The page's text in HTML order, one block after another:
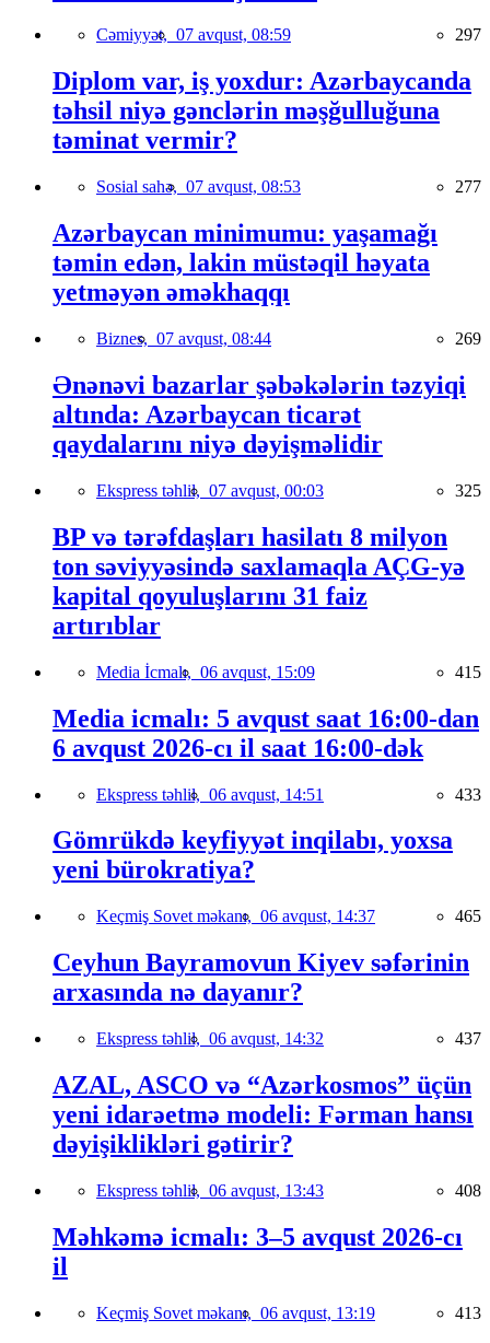
Cəmiyyət, 07 avqust, 08:59 297
Diplom var, iş yoxdur: Azərbaycanda
təhsil niyə gənclərin məşğulluğuna
təminat vermir?
Sosial sahə, 07 avqust, 08:53 277
Azərbaycan minimumu: yaşamağı
təmin edən, lakin müstəqil həyata
yetməyən əməkhaqqı
Biznes, 07 avqust, 08:44 269
Ənənəvi bazarlar şəbəkələrin təzyiqi
altında: Azərbaycan ticarət
qaydalarını niyə dəyişməlidir
Ekspress təhlil, 07 avqust, 00:03 325
BP və tərəfdaşları hasilatı 8 milyon
ton səviyyəsində saxlamaqla AÇG-yə
kapital qoyuluşlarını 31 faiz
artırıblar
Media İcmalı, 06 avqust, 15:09 415
Media icmalı: 5 avqust saat 16:00-dan
6 avqust 2026-cı il saat 16:00-dək
Ekspress təhlil, 06 avqust, 14:51 433
Gömrükdə keyfiyyət inqilabı, yoxsa
yeni bürokratiya?
Keçmiş Sovet məkanı, 06 avqust, 14:37 465
Ceyhun Bayramovun Kiyev səfərinin
arxasında nə dayanır?
Ekspress təhlil, 06 avqust, 14:32 437
AZAL, ASCO və “Azərkosmos” üçün
yeni idarəetmə modeli: Fərman hansı
dəyişiklikləri gətirir?
Ekspress təhlil, 06 avqust, 13:43 408
Məhkəmə icmalı: 3–5 avqust 2026-cı
il
Keçmiş Sovet məkanı, 06 avqust, 13:19 413